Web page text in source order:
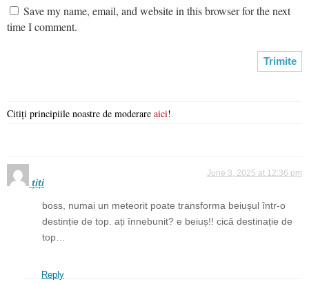
Save my name, email, and website in this browser for the next
time I comment.
Citiți principiile noastre de moderare aici!
țiți
June 3, 2025 at 12:36 pm
boss, numai un meteorit poate transforma beiușul într-o
destinție de top. ați înnebunit? e beiuș!! cică destinație de
top…
Reply